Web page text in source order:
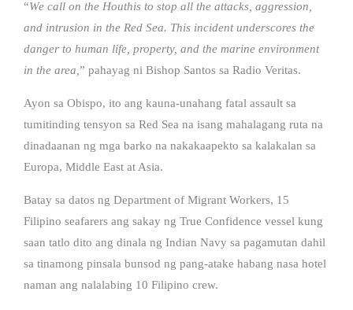
“We call on the Houthis to stop all the attacks, aggression,
and intrusion in the Red Sea. This incident underscores the
danger to human life, property, and the marine environment
in the area, ” pahayag ni Bishop Santos sa Radio Veritas.
Ayon sa Obispo, ito ang kauna-unahang fatal assault sa
tumitinding tensyon sa Red Sea na isang mahalagang ruta na
dinadaanan ng mga barko na nakakaapekto sa kalakalan sa
Europa, Middle East at Asia.
Batay sa datos ng Department of Migrant Workers, 15
Filipino seafarers ang sakay ng True Confidence vessel kung
saan tatlo dito ang dinala ng Indian Navy sa pagamutan dahil
sa tinamong pinsala bunsod ng pang-atake habang nasa hotel
naman ang nalalabing 10 Filipino crew.